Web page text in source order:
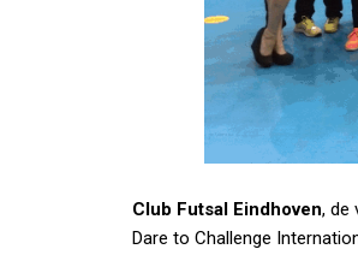
Club Futsal Eindhoven, de
Dare to Challenge